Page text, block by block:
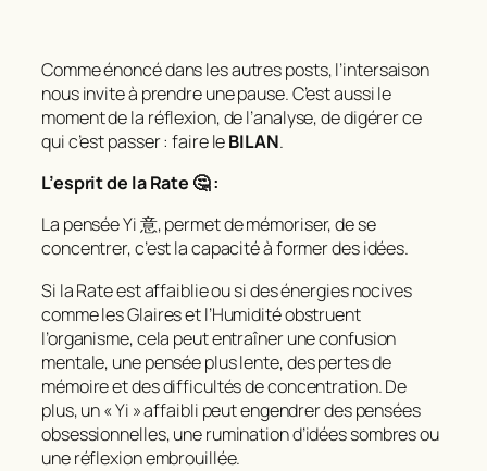
Comme énoncé dans les autres posts, l’intersaison
nous invite à prendre une pause. C’est aussi le
moment de la réflexion, de l’analyse, de digérer ce
qui c’est passer : faire leBILAN.
L’esprit de la Rate 🤔 :
La pensée Yi 意, permet de mémoriser, de se
concentrer, c’est la capacité à former des idées.
Si la Rate est affaiblie ou si des énergies nocives
comme les Glaires et l’Humidité obstruent
l’organisme, cela peut entraîner une confusion
mentale, une pensée plus lente, des pertes de
mémoire et des difficultés de concentration. De
plus, un « Yi » affaibli peut engendrer des pensées
obsessionnelles, une rumination d’idées sombres ou
une réflexion embrouillée.